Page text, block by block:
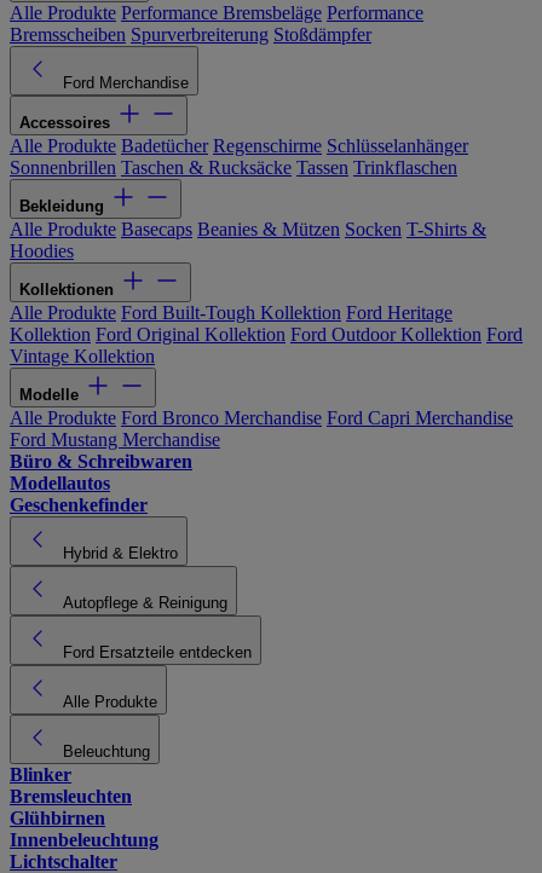
Alle Produkte Performance Bremsbeläge Performance
Bremsscheiben Spurverbreiterung Stoßdämpfer
Ford Merchandise
Accessoires
Alle Produkte Badetücher Regenschirme Schlüsselanhänger
Sonnenbrillen Taschen & Rucksäcke Tassen Trinkflaschen
Bekleidung
Alle Produkte Basecaps Beanies & Mützen Socken T-Shirts &
Hoodies
Kollektionen
Alle Produkte Ford Built-Tough Kollektion Ford Heritage
Kollektion Ford Original Kollektion Ford Outdoor Kollektion Ford
Vintage Kollektion
Modelle
Alle Produkte Ford Bronco Merchandise Ford Capri Merchandise
Ford Mustang Merchandise
Büro & Schreibwaren
Modellautos
Geschenkefinder
Hybrid & Elektro
Autopflege & Reinigung
Ford Ersatzteile entdecken
Alle Produkte
Beleuchtung
Blinker
Bremsleuchten
Glühbirnen
Innenbeleuchtung
Lichtschalter